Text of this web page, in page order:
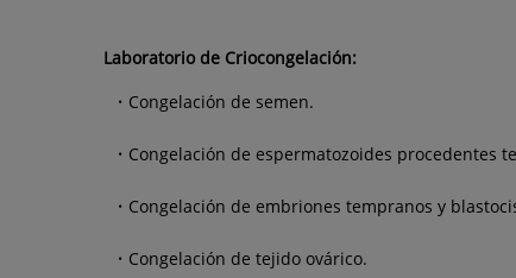
Laboratorio de Criocongelación:
Congelación de semen.
Congelación de espermatozoides procedentes
Congelación de embriones tempranos y
Congelación de tejido ovárico.